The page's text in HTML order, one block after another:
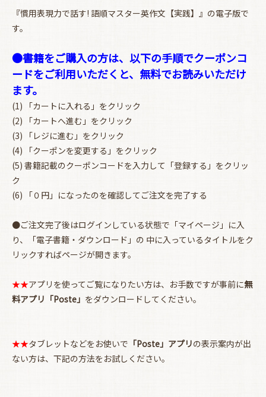
お買い物を続ける カートへ進む
『慣用表現力で話す! 語順マスター英作文【実践】』の電子版で
す。
●書籍をご購入の方は、以下の手順でクーポンコ
ードをご利用いただくと、無料でお読みいただけ
ます。
(1) 「カートに入れる」をクリック
(2) 「カートへ進む」をクリック
(3) 「レジに進む」をクリック
(4) 「クーポンを変更する」をクリック
(5) 書籍記載のクーポンコードを入力して「登録する」をクリッ
ク
(6) 「０円」になったのを確認してご注文を完了する
●ご注文完了後はログインしている状態で「マイページ」に入
り、「電子書籍・ダウンロード」の 中に入っているタイトルをク
リックすればページが開きます。
★★アプリを使ってご覧になりたい方は、お手数ですが事前に無
料アプリ「Poste」 をダウンロードしてください。
★★タブレットなどをお使いで 「Poste」アプリの表示案内が出
ない方は、下記の方法をお試しください。